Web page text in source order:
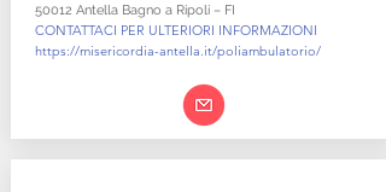
50012 Antella Bagno a Ripoli – FI
CONTATTACI PER ULTERIORI INFORMAZIONI
https://misericordia-antella.it/poliambulatorio/